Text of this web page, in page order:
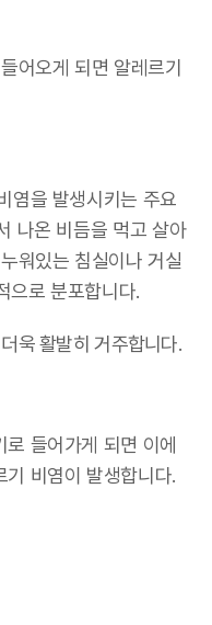
어오게 되면 알레르기
염을 발생시키는 주요
나온 비듬을 먹고 살아
워있는 침실이나 거실
으로 분포합니다.
욱 활발히 거주합니다.
들어가게 되면 이에
비염이 발생합니다.